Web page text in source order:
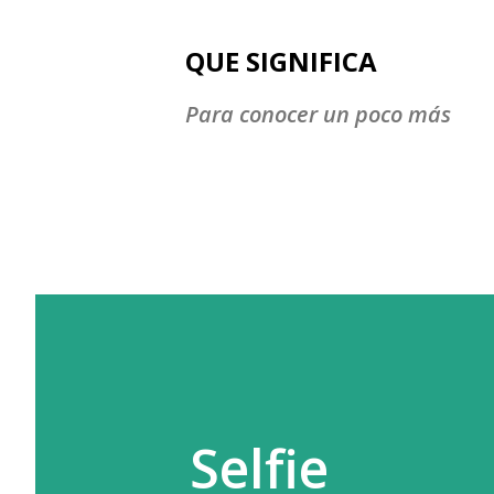
QUE SIGNIFICA
Para conocer un poco más
Selfie